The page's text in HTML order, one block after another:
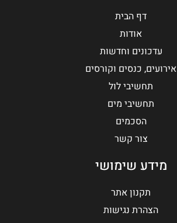
דף הבית
אודות
עדכונים וחדשות
אירועים, כנסים וקורסים
תחשיבי לול
תחשיבי מים
הסכמים
צור קשר
מידע שימושי
תקנון אתר
הצהרת נגישות